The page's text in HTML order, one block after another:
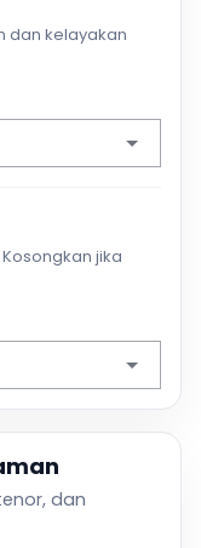
dan kelayakan
jika
dan